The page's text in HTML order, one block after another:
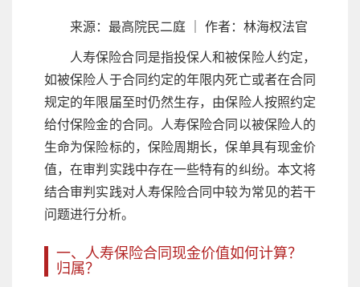
来源：最高院民二庭 ｜ 作者：林海权法官
人寿保险合同是指投保人和被保险人约定，
如被保险人于合同约定的年限内死亡或者在合同
规定的年限届至时仍然生存，由保险人按照约定
给付保险金的合同。人寿保险合同以被保险人的
生命为保险标的，保险周期长，保单具有现金价
值，在审判实践中存在一些特有的纠纷。本文将
结合审判实践对人寿保险合同中较为常见的若干
问题进行分析。
一、人寿保险合同现金价值如何计算？
归属？